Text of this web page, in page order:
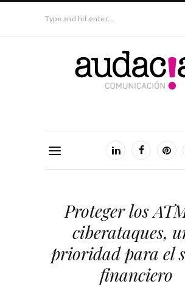
Type and hit enter...
Proteger los
ciberataques,
prioridad para el
financiero